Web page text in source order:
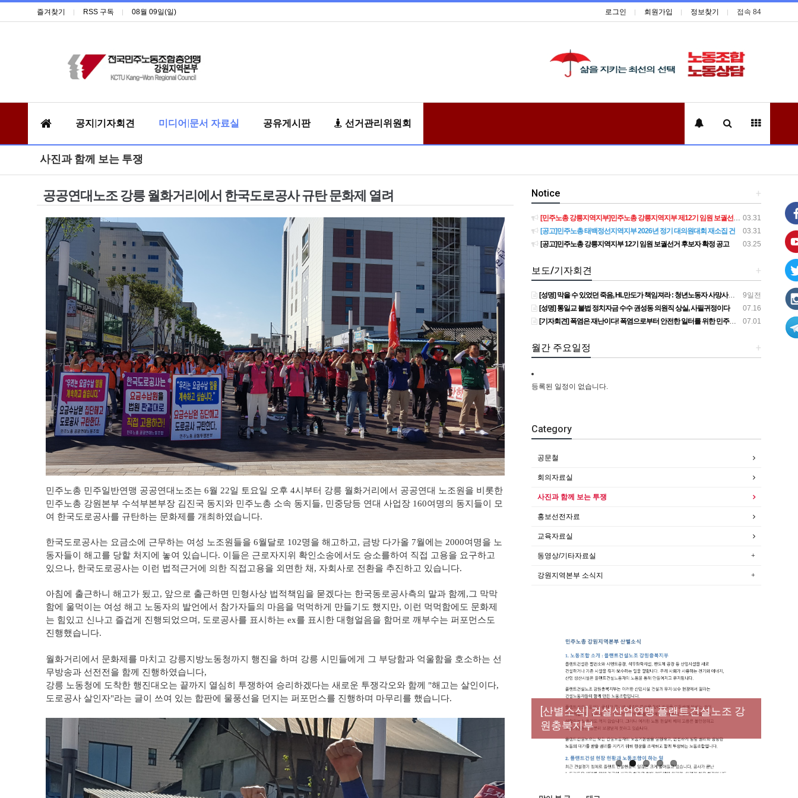
즐겨찾기 RSS 구독 08월 09일(일) 로그인 회원가입 정보찾기 접속 84
공지|기자회견 미디어|문서 자료실 공유게시판 선거관리위원회
사진과 함께 보는 투쟁
공공연대노조 강릉 월화거리에서 한국도로공사 규탄 문화제 열려
민주노총 민주일반연맹 공공연대노조는 6월 22일 토요일 오후 4시부터 강릉 월화거리에서 공공연대 노조원을 비롯한
민주노총 강원본부 수석부본부장 김진국 동지와 민주노총 소속 동지들, 민중당등 연대 사업장 160여명의 동지들이 모
여 한국도로공사를 규탄하는 문화제를 개최하였습니다.
한국도로공사는 요금소에 근무하는 여성 노조원들을 6월달로 102명을 해고하고, 금방 다가올 7월에는 2000여명을 노
동자들이 해고를 당할 처지에 놓여 있습니다. 이들은 근로자지위 확인소송에서도 승소를하여 직접 고용을 요구하고
있으나, 한국도로공사는 이런 법적근거에 의한 직접고용을 외면한 채, 자회사로 전환을 추진하고 있습니다.
아침에 출근하니 해고가 됬고, 앞으로 출근하면 민형사상 법적책임을 묻겠다는 한국동로공사측의 말과 함께,그 막막
함에 울먹이는 여성 해고 노동자의 발언에서 참가자들의 마음을 먹먹하게 만들기도 했지만, 이런 먹먹함에도 문화제
는 힘있고 신나고 즐겁게 진행되었으며, 도로공사를 표시하는 ex를 표시한 대형얼음을 함머로 깨부수는 퍼포먼스도
진행했습니다.
월화거리에서 문화제를 마치고 강릉지방노동청까지 행진을 하며 강릉 시민들에게 그 부당함과 억울함을 호소하는 선
무방송과 선전전을 함께 진행하였습니다,
강릉 노동청에 도착한 행진대오는 끝까지 열심히 투쟁하여 승리하겠다는 새로운 투쟁각오와 함께 "해고는 살인이다,
도로공사 살인자"라는 글이 쓰여 있는 합판에 물풍선을 던지는 퍼포먼스를 진행하며 마무리를 했습니다.
+
Notice
03.31
[민주노총 강릉지역지부]민주노총 강릉지역지부 제12기 임원 보궐선거결과 공고
03.31
[공고]민주노총 태백정선지역지부 2026년 정기 대의원대회 재소집 건
03.25
[공고]민주노총 강릉지역지부 12기 임원 보궐선거 후보자 확정 공고
+
보도/기자회견
9일전
[성명] 막을 수 있었던 죽음, HL만도가 책임져라 : 청년노동자 사망사고의 철저한 진상규명과 재발방지 대책 마련하라
07.16
[성명] 통일교 불법 정치자금 수수 권성동 의원직 상실, 사필귀정이다
07.01
[기자회견] 폭염은 재난이다! 폭염으로부터 안전한 일터를 위한 민주노총 강원지역본부 폭염감시단 선포 기자회견
+
월간 주요일정
등록된 일정이 없습니다.
Category
공문철
회의자료실
사진과 함께 보는 투쟁
홍보선전자료
교육자료실
동영상/기타자료실
강원지역본부 소식지
[성명] 막을 수 있었던 죽음, HL만도가 책임져
라 : 청년노동자 사망사고의 철저한 진상규명
과 재발방지 대책 마련하라
[산별소식] 건설산업연맹 플랜트건설노조 강
원충북지부
[강릉,속초,원주,춘천] 폭염감시단 사업 이모저
모
[조합원☆인터뷰] 서비스연맹 전국학교비정
규직노동조합 강원지부 김유미 춘천지회장
[본부소식] 강원지역 노동자 합창단 모임